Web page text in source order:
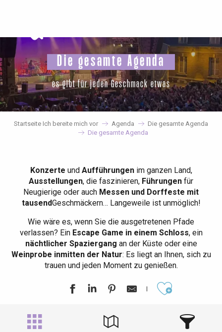
principal
Die gesamte Agenda
es gibt für jeden Geschmack etwas
Startseite Ich bereite mich vor Agenda
Die gesamte Agenda
Die gesamte Agenda
Konzerte und Aufführungenim ganzen Land,
Ausstellungen, die faszinieren, Führungen für
Neugierige oder auch Messen und Dorffeste mit
tausendGeschmäckern… Langeweile ist unmöglich!
Wie wäre es, wenn Sie die ausgetretenen Pfade
verlassen? EinEscape Game in einem Schloss, ein
nächtlicher Spaziergang an der Küste oder eine
Weinprobe inmitten der Natur: Es liegt an Ihnen, sich zu
trauen und jeden Moment zu genießen.